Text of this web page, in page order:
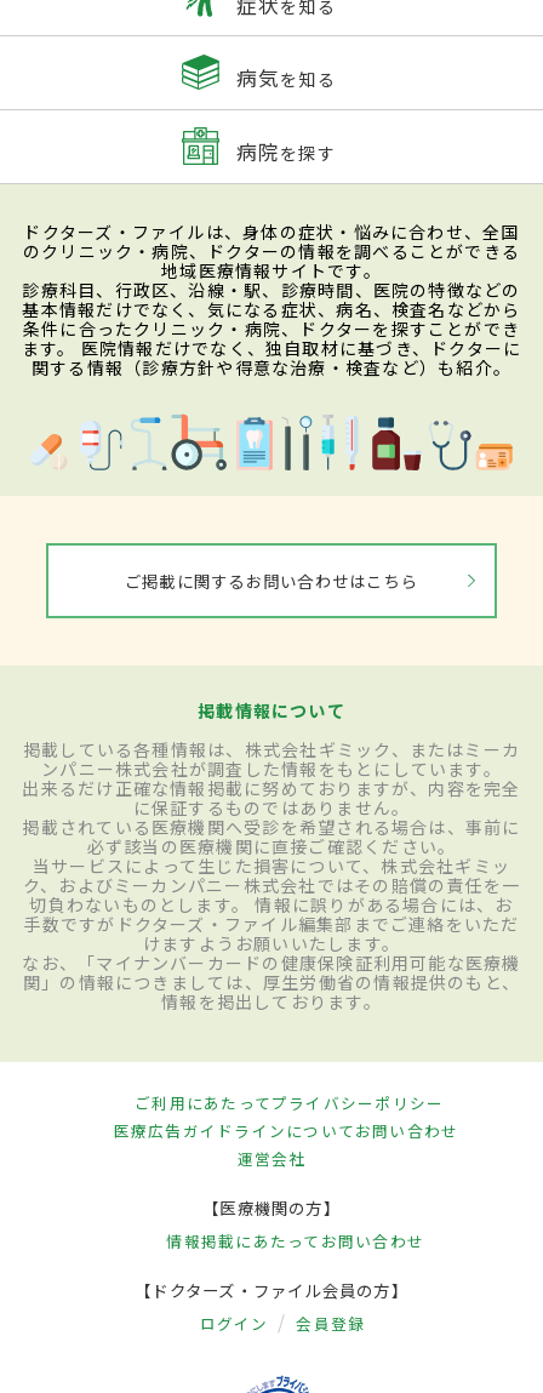
を知る
病気を知る
病院を探す
ドクターズ・ファイルは、身体の症状・悩みに合わせ、全国
のクリニック・病院、ドクターの情報を調べることができる
地域医療情報サイトです。
診療科目、行政区、沿線・駅、診療時間、医院の特徴などの
基本情報だけでなく、気になる症状、病名、検査名などから
条件に合ったクリニック・病院、ドクターを探すことができ
ます。 医院情報だけでなく、独自取材に基づき、ドクターに
関する情報（診療方針や得意な治療・検査など）も紹介。
ご掲載に関するお問い合わせはこちら
掲載情報について
掲載している各種情報は、株式会社ギミック、またはミーカ
ンパニー株式会社が調査した情報をもとにしています。
出来るだけ正確な情報掲載に努めておりますが、内容を完全
に保証するものではありません。
掲載されている医療機関へ受診を希望される場合は、事前に
必ず該当の医療機関に直接ご確認ください。
当サービスによって生じた損害について、株式会社ギミッ
ク、およびミーカンパニー株式会社ではその賠償の責任を一
切負わないものとします。 情報に誤りがある場合には、お
手数ですがドクターズ・ファイル編集部までご連絡をいただ
けますようお願いいたします。
なお、「マイナンバーカードの健康保険証利用可能な医療機
関」の情報につきましては、厚生労働省の情報提供のもと、
情報を掲出しております。
ご利用にあたってプライバシーポリシー
医療広告ガイドラインについてお問い合わせ
運営会社
【医療機関の方】
情報掲載にあたって お問い合わせ
【ドクターズ・ファイル会員の方】
ログイン 会員登録